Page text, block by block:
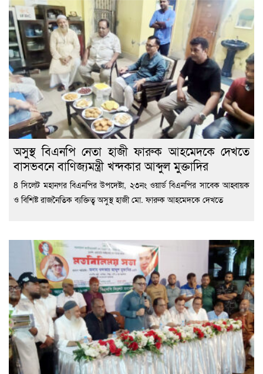
অসুস্থ বিএনপি নেতা হাজী ফারুক আহমেদকে দেখতে
বাসভবনে বাণিজ্যমন্ত্রী খন্দকার আব্দুল মুক্তাদির
8 সিলেট মহানগর বিএনপির উপদেষ্টা, ২৩নং ওয়ার্ড বিএনপির সাবেক আহ্বায়ক
ও বিশিষ্ট রাজনৈতিক ব্যক্তিত্ব অসুস্থ হাজী মো. ফারুক আহমেদকে দেখতে